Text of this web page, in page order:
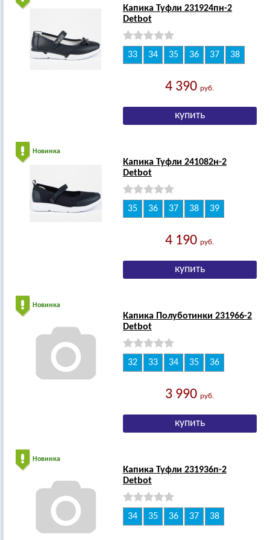
Капика Туфли 231924пн-2
Detbot
33 34 35 36 37 38
4 390руб.
Новинка
Капика Туфли 241082н-2
Detbot
35 36 37 38 39
4 190руб.
Новинка
Капика Полуботинки 231966-2
Detbot
32 33 34 35 36
3 990руб.
Новинка
Капика Туфли 231936п-2
Detbot
34 35 36 37 38